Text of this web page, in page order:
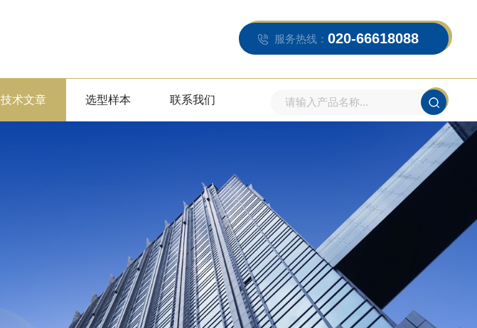
服务热线： 020-66618088
技术文章 选型样本 联系我们